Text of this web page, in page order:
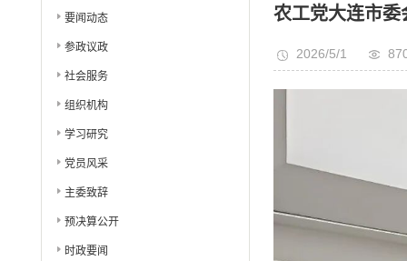
要闻动态
参政议政
社会服务
组织机构
学习研究
党员风采
主委致辞
预决算公开
时政要闻
改造专项调研
农工党大连市委
2026/5/1